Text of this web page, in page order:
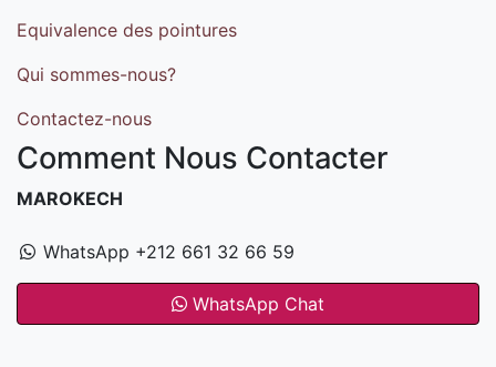
Equivalence des pointures
Qui sommes-nous?
Contactez-nous
Comment Nous Contacter
MAROKECH
WhatsApp +212 661 32 66 59
WhatsApp Chat